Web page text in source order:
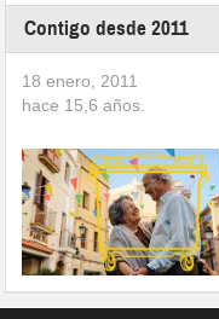
Contigo desde 2011
18 enero, 2011
hace 15,6 años.